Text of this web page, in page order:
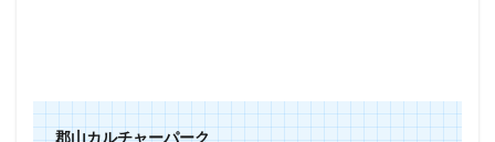
郡山カルチャーパーク